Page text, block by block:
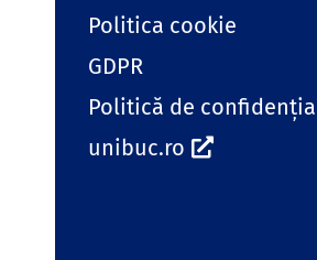
Politica cookie
GDPR
Politică de
unibuc.ro